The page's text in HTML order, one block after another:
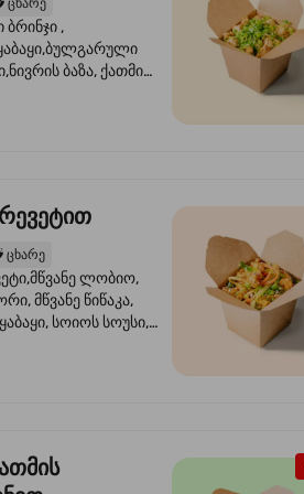
ცხარე
,
ბაზა, ქათმის
ხახვი,სეზამის
ცხარე
ლობიო,
მწვანე წიწაკა,
სოიოს სოუსი,
სოუსი, მწვანე ხახვი,